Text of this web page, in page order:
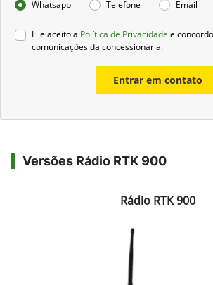
Whatsapp Telefone Email
Li e aceito a Política de Privacidade e
comunicações da concessionária.
Entrar em contato
Versões Rádio RTK 900
Rádio RTK 900